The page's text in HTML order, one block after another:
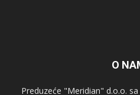
O
Preduzeće "Meridian" d.o.o.